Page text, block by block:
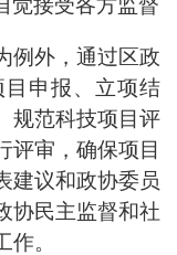
觉接受各方监督
例外，通过区政
申报、立项结
规范科技项目评
评审，确保项目
建议和政协委员
协民主监督和社
。